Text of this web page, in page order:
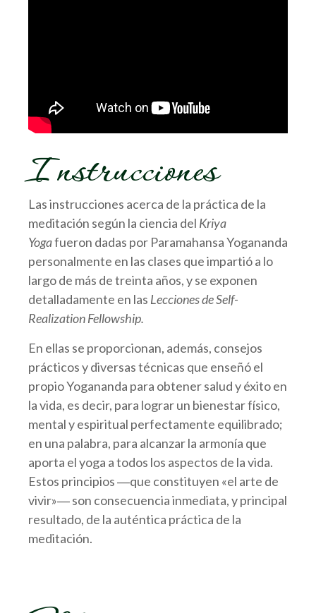
Instrucciones
Las instrucciones acerca de la práctica de la
meditación según la ciencia del Kriya
Yogafueron dadas por Paramahansa Yogananda
personalmente en las clases que impartió a lo
largo de más de treinta años, y se exponen
detalladamente en las Lecciones de Self-
Realization Fellowship.
En ellas se proporcionan, además, consejos
prácticos y diversas técnicas que enseñó el
propio Yogananda para obtener salud y éxito en
la vida, es decir, para lograr un bienestar físico,
mental y espiritual perfectamente equilibrado;
en una palabra, para alcanzar la armonía que
aporta el yoga a todos los aspectos de la vida.
Estos principios ―que constituyen «el arte de
vivir»― son consecuencia inmediata, y principal
resultado, de la auténtica práctica de la
meditación.